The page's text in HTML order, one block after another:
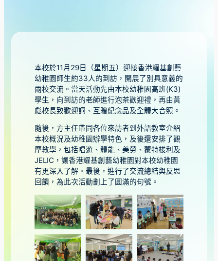
本校於11月29日（星期五）迎接香港耀基創藝
幼稚園師生約33人的到訪，開展了別具意義的
兩校交流。當天活動先由本校幼稚園高班(K3)
學生，向到訪的老師進行泡茶歡迎禮，再由黃
彪校長致歡迎詞、互贈紀念品及全體大合照。
隨後，方主任帶同各位來訪者到外語教室介紹
本校概況及幼稚園辦學特色，及後還安排了觀
摩教學，包括唱遊、體能、美勞、蒙特梭利及
JELIC，讓香港耀基創藝幼稚園對本校幼稚園
有更深入了解。最後，進行了交流總結與反思
回饋，為此次活動劃上了圓滿的句號。